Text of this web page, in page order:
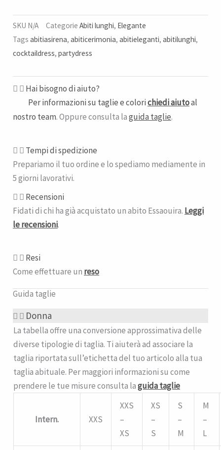
SKU N/A Categorie Abiti lunghi, Elegante
Tags abitiasirena, abiticerimonia, abitieleganti, abitilunghi,
cocktaildress, partydress
Hai bisogno di aiuto?
Per informazioni su taglie e colorichiedi aiutoal
nostro team. Oppure consulta laguida taglie.
Tempi di spedizione​
Prepariamo il tuo ordine e lo spediamo mediamente in
5 giorni lavorativi.
Recensioni
Fidati di chi ha già acquistato un abito Essaouira. Leggi
le recensioni.
Resi
Come effettuare un reso
Guida taglie
Donna
La tabella offre una conversione approssimativa delle
diverse tipologie di taglia. Ti aiuterà ad associare la
taglia riportata sull’etichetta del tuo articolo alla tua
taglia abituale. Per maggiori informazioni su come
prendere le tue misure consulta laguida taglie
Intern. XXS
XXS
–
XS
XS
–
S
S
–
M
M
–
L